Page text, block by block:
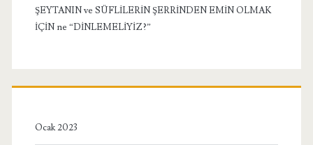
ŞEYTANIN ve SÜFLİLERİN ŞERRİNDEN EMİN OLMAK
İÇİN ne “DİNLEMELİYİZ?”
Ocak 2023